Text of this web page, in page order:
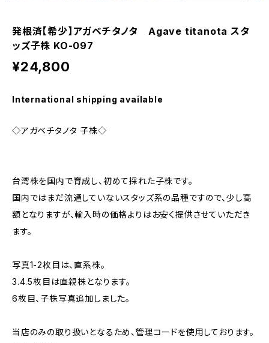
発根済【希少】アガベチタノタ Agave titanota スタ
ッズ子株 KO-097
¥24,800
International shipping available
◇アガベチタノタ 子株◇
台湾株を国内で育成し、初めて採れた子株です。
国内ではまだ流通していないスタッズ系の品種ですので、少し高
額となりますが、輸入時の価格よりはお安く提供させていただき
ます。
写真1-2枚目は、直系株。
3.4.5枚目は直親株となります。
6枚目、子株写真追加しました。
当店のみの取り扱いとなるため、管理コードを使用しております。